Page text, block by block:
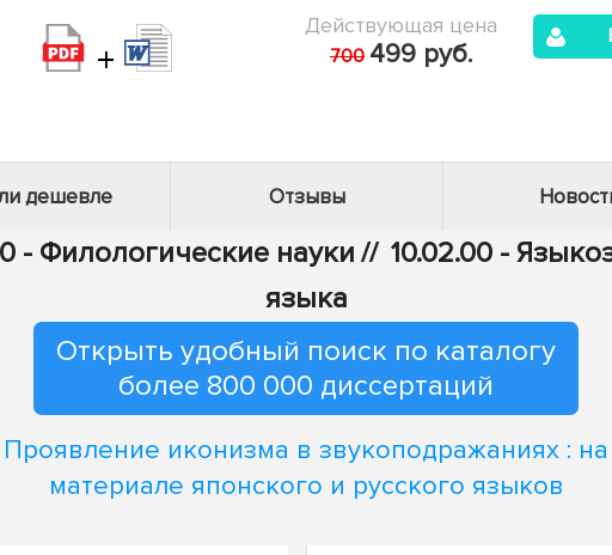
+
Действующая цена
700 499 руб.
дешевле Отзывы
- Филологические науки // 10.02.00 -
языка
Открыть удобный поиск по каталогу
более 800 000 диссертаций
Проявление иконизма в звукоподражаниях : на
материале японского и русского языков